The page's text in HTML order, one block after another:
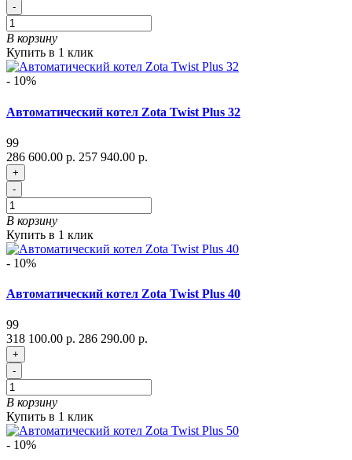
-
В корзину
Купить в 1 клик
- 10%
Автоматический котел Zota Twist Plus 32
99
286 600.00 р. 257 940.00 р.
+
-
В корзину
Купить в 1 клик
- 10%
Автоматический котел Zota Twist Plus 40
99
318 100.00 р. 286 290.00 р.
+
-
В корзину
Купить в 1 клик
- 10%